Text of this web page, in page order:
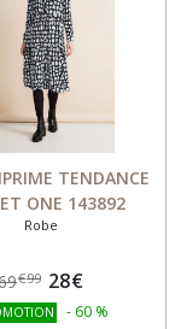
TENDANCE
ONE 143892
Robe
€99 28€
- 60 %